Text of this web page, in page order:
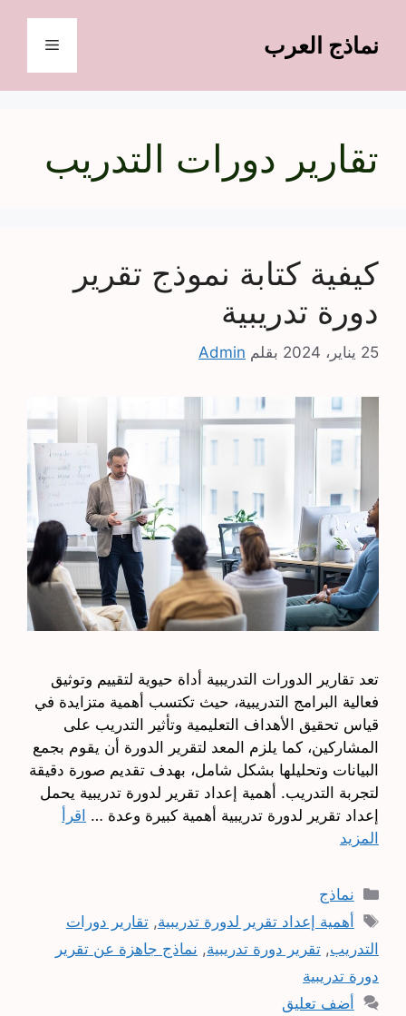
المحتوىنماذج العرب القائمة
تقارير دورات التدريب
كيفية كتابة نموذج تقرير
دورة تدريبية
25 يناير، 2024 بقلم Admin
تعد تقارير الدورات التدريبية أداة حيوية لتقييم وتوثيق
فعالية البرامج التدريبية، حيث تكتسب أهمية متزايدة في
قياس تحقيق الأهداف التعليمية وتأثير التدريب على
المشاركين، كما يلزم المعد لتقرير الدورة أن يقوم بجمع
البيانات وتحليلها بشكل شامل، بهدف تقديم صورة دقيقة
لتجربة التدريب. أهمية إعداد تقرير لدورة تدريبية يحمل
إعداد تقرير لدورة تدريبية أهمية كبيرة وعدة … اقرأ
المزيد
التصنيفات
نماذج
الوسوم
أهمية إعداد تقرير لدورة تدريبية,تقارير دورات
التدريب, تقرير دورة تدريبية, نماذج جاهزة عن تقرير
دورة تدريبية
أضف تعليق